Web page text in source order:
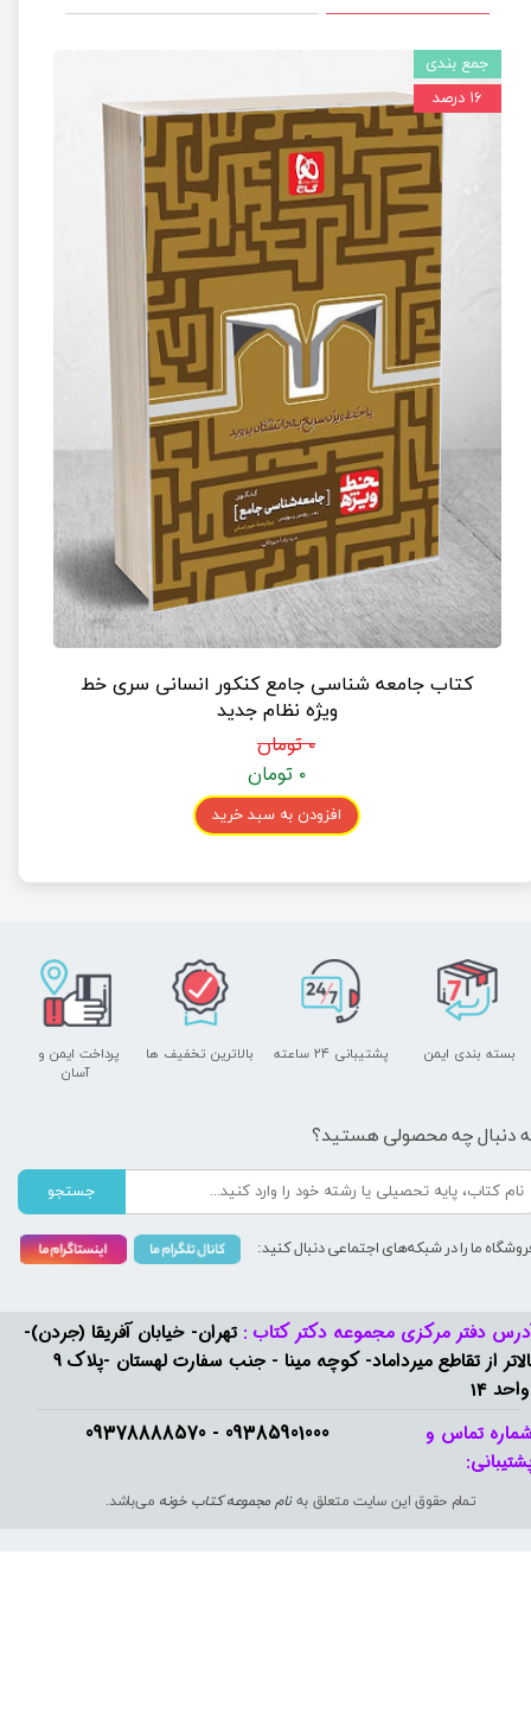
کتاب جامعه شناسی جامع کنکور انسانی سری خط
ویژه نظام جدید
۰ تومان
۰ تومان
افزودن به سبد خرید
جمع بندی
۱۶ درصد
09385901000 - 09378888570​​​​​​​
دفتر مرکزی مجموعه دکتر کتاب : تهران- خیابان آفریقا (جردن)-
بالاتر از تقاطع میرداماد- کوچه مینا - جنب سفارت لهستان -پلاک 9
14
تمام حقوق این سایت متعلق بهنام مجموعه کتاب خونه می‌باشد.
تماس و
پشتیبانی ۲۴ ساعته
پرداخت ایمن و ​​​​​​​
آسان
بسته بندی ایمن بالاترین تخفیف ها
دنبال چه محصولی هستید؟
جستجو
ما را در شبکه‌های اجتماعی دنبال کنید: